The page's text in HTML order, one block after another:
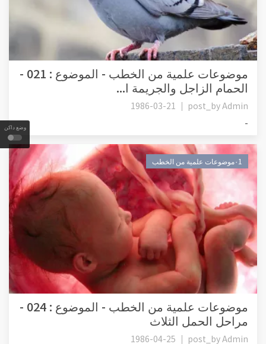
وضع داكن
موضوعات علمية من الخطب - الموضوع : 021 -
الحمام الزاجل والجريمة ا...
post_byAdmin
1986-03-21
-
٠1موضوعات علمية من الخطب
موضوعات علمية من الخطب - الموضوع : 024 -
مراحل الحمل الثلاث
post_byAdmin
1986-04-25